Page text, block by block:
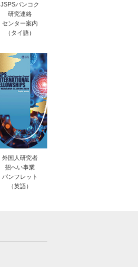
JSPSバンコク
研究連絡
センター案内
（タイ語）
外国人研究者
招へい事業
パンフレット
（英語）